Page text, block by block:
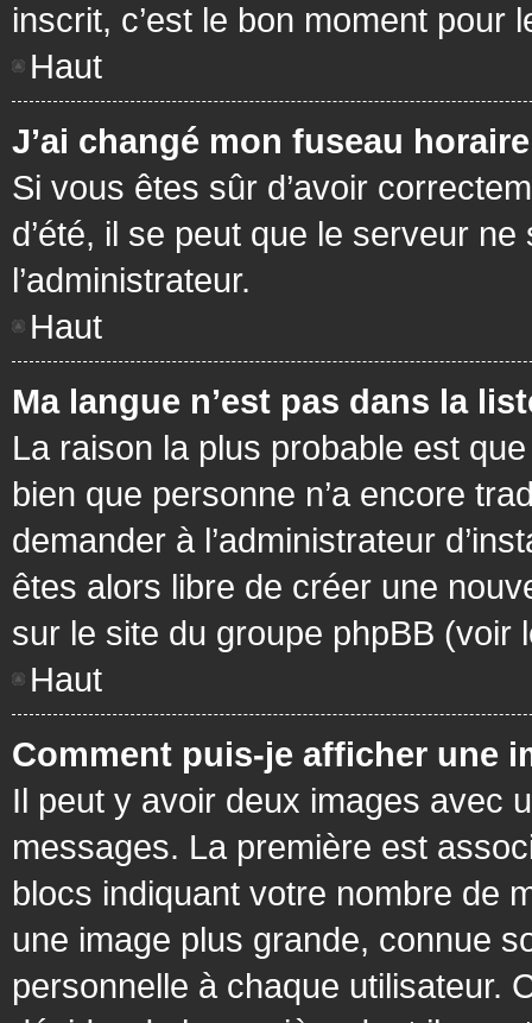
inscrit, c’est le bon moment pour
Haut
J’ai changé mon fuseau
Si vous êtes sûr d’avoir
d’été, il se peut que le serveur
l’administrateur.
Haut
Ma langue n’est pas dans la
La raison la plus probable est
bien que personne n’a encore
demander à l’administrateur
êtes alors libre de créer une
sur le site du groupe phpBB (voir
Haut
Comment puis-je afficher une
Il peut y avoir deux images avec
messages. La première est
blocs indiquant votre nombre de
une image plus grande, connue
personnelle à chaque utilisateur.